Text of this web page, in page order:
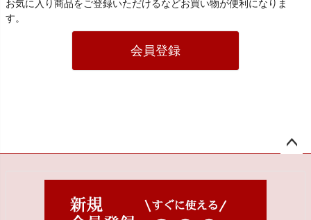
お気に入り商品をご登録いただけるなどお買い物が便利になりま
す。
会員登録